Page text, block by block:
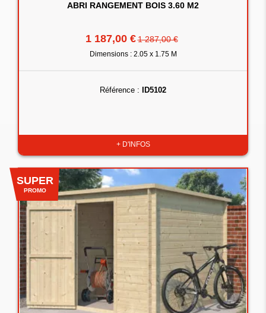
ABRI RANGEMENT BOIS 3.60 M2
1 187,00 €1 287,00 €
Dimensions : 2.05 x 1.75 M
Référence : ID5102
+ D'INFOS
SUPER
PROMO